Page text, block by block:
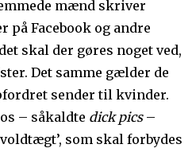
mænd skriver
på Facebook og andre
skal der gøres noget ved,
Det samme gælder de
sender til kvinder.
– såkaldte dick pics–
som skal forbydes